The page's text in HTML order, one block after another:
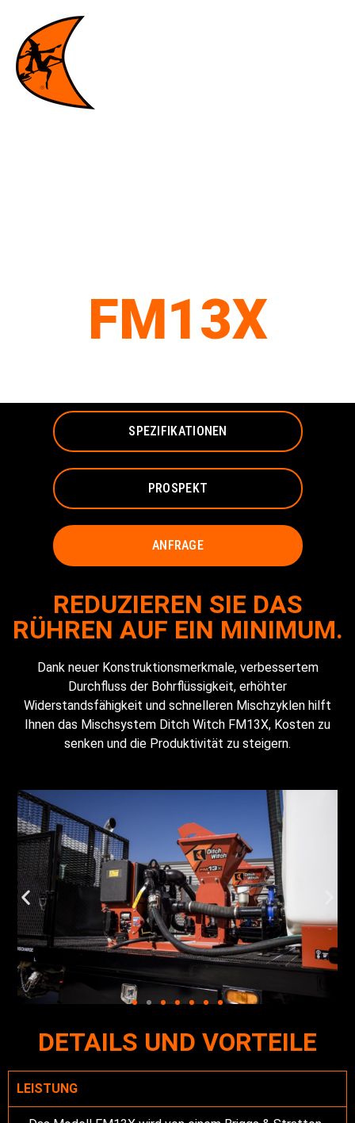
FM13X
SPEZIFIKATIONEN
PROSPEKT
ANFRAGE
REDUZIEREN SIE DAS
RÜHREN AUF EIN MINIMUM.
Dank neuer Konstruktionsmerkmale, verbessertem
Durchfluss der Bohrflüssigkeit, erhöhter
Widerstandsfähigkeit und schnelleren Mischzyklen hilft
Ihnen das Mischsystem Ditch Witch FM13X, Kosten zu
senken und die Produktivität zu steigern.
DETAILS UND VORTEILE
LEISTUNG